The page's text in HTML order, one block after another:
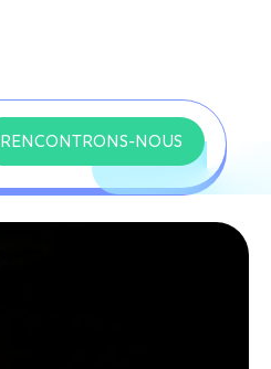
RENCONTRONS-NOUS